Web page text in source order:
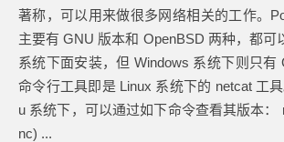
著称，可以用来做很多网络相关的工作。
主要有 GNU 版本和 OpenBSD 两种，都可
系统下面安装，但 Windows 系统下则只有
命令行工具即是 Linux 系统下的 netcat 工
u 系统下，可以通过如下命令查看其版本：
nc) ...